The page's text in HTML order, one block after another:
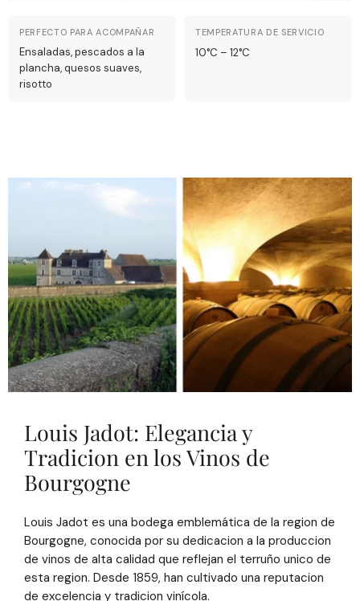
PERFECTO PARA ACOMPAÑAR
Ensaladas, pescados a la
plancha, quesos suaves,
risotto
TEMPERATURA DE SERVICIO
10°C – 12°C
Louis Jadot: Elegancia y
Tradicion en los Vinos de
Bourgogne
Louis Jadot es una bodega emblemática de la region de
Bourgogne, conocida por su dedicacion a la produccion
de vinos de alta calidad que reflejan el terruño unico de
esta region. Desde 1859, han cultivado una reputacion
de excelencia y tradicion vinícola.